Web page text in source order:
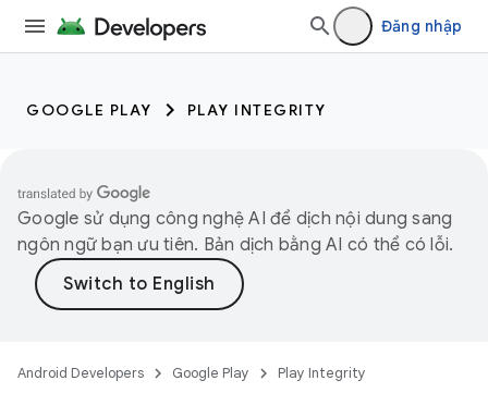
Đăng nhập
GOOGLE PLAY PLAY INTEGRITY
Google sử dụng công nghệ AI để dịch nội dung sang
ngôn ngữ bạn ưu tiên. Bản dịch bằng AI có thể có lỗi.
Android Developers Google Play Play Integrity